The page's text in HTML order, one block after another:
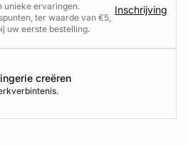
unieke ervaringen.
ter waarde van €5,
uw eerste bestelling.
Inschrijving
creëren